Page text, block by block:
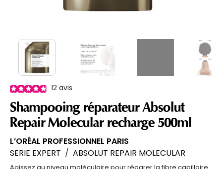
12 avis
Shampooing réparateur Absolut
Repair Molecular recharge 500ml
L’ORÉAL PROFESSIONNEL PARIS
SERIE EXPERT / ABSOLUT REPAIR MOLECULAR
Agissez au niveau moléculaire pour réparer la fibre capillaire